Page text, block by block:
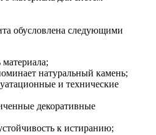
обусловлена следующими
натуральный камень;
и технические
декоративные
к истиранию;